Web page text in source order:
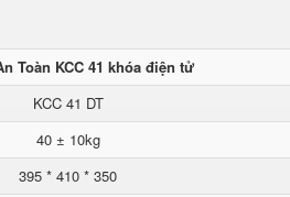
Toàn KCC 41 khóa điện tử
KCC 41 DT
40 ± 10kg
395 * 410 * 350